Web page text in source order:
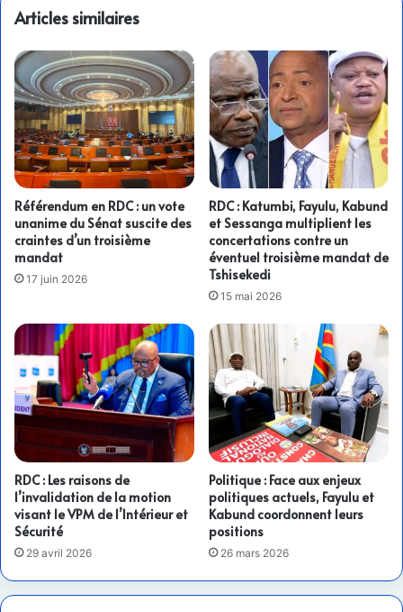
Articles similaires
Référendum en RDC : un vote
unanime du Sénat suscite des
craintes d’un troisième
mandat
17 juin 2026
RDC : Katumbi, Fayulu, Kabund
et Sessanga multiplient les
concertations contre un
éventuel troisième mandat de
Tshisekedi
15 mai 2026
RDC : Les raisons de
l’invalidation de la motion
visant le VPM de l’Intérieur et
Sécurité
29 avril 2026
Politique : Face aux enjeux
politiques actuels, Fayulu et
Kabund coordonnent leurs
positions
26 mars 2026